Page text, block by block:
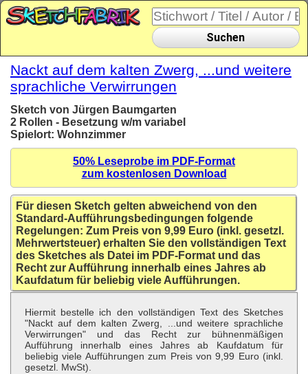
Suchen
Nackt auf dem kalten Zwerg, ...und weitere
sprachliche Verwirrungen
Sketch von Jürgen Baumgarten
2 Rollen - Besetzung w/m variabel
Spielort: Wohnzimmer
50% Leseprobe im PDF-Format
zum kostenlosen Download
Für diesen Sketch gelten abweichend von den
Standard-Aufführungsbedingungen folgende
Regelungen: Zum Preis von 9,99 Euro (inkl. gesetzl.
Mehrwertsteuer) erhalten Sie den vollständigen Text
des Sketches als Datei im PDF-Format und das
Recht zur Aufführung innerhalb eines Jahres ab
Kaufdatum für beliebig viele Aufführungen.
Hiermit bestelle ich den vollständigen Text des Sketches
"Nackt auf dem kalten Zwerg, ...und weitere sprachliche
Verwirrungen" und das Recht zur bühnenmäßigen
Aufführung innerhalb eines Jahres ab Kaufdatum für
beliebig viele Aufführungen zum Preis von 9,99 Euro (inkl.
gesetzl. MwSt).